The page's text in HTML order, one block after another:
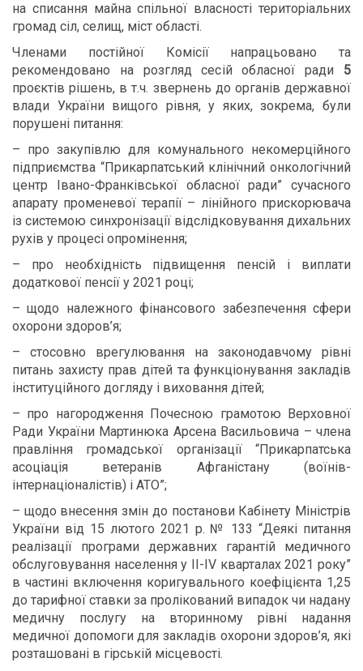
на списання майна спільної власності територіальних
громад сіл, селищ, міст області.
Членами постійної Комісії напрацьовано та
рекомендовано на розгляд сесій обласної ради 5
проєктів рішень, в т.ч. звернень до органів державної
влади України вищого рівня, у яких, зокрема, були
порушені питання:
– про закупівлю для комунального некомерційного
підприємства “Прикарпатський клінічний онкологічний
центр Івано-Франківської обласної ради” сучасного
апарату променевої терапії – лінійного прискорювача
із системою синхронізації відслідковування дихальних
рухів у процесі опромінення;
– про необхідність підвищення пенсій і виплати
додаткової пенсії у 2021 році;
– щодо належного фінансового забезпечення сфери
охорони здоров’я;
– стосовно врегулювання на законодавчому рівні
питань захисту прав дітей та функціонування закладів
інституційного догляду і виховання дітей;
– про нагородження Почесною грамотою Верховної
Ради України Мартинюка Арсена Васильовича – члена
правління громадської організації “Прикарпатська
асоціація ветеранів Афганістану (воїнів-
інтернаціоналістів) і АТО”;
– щодо внесення змін до постанови Кабінету Міністрів
України від 15 лютого 2021 р. № 133 “Деякі питання
реалізації програми державних гарантій медичного
обслуговування населення у II-IV кварталах2021 року”
в частині включення коригувального коефіцієнта 1,25
до тарифної ставки за пролікований випадок чи надану
медичну послугу на вторинному рівні надання
медичної допомоги для закладів охорони здоров’я, які
розташовані в гірській місцевості.